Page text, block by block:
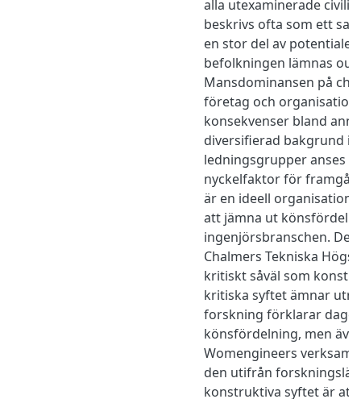
alla utexaminerade
beskrivs ofta som ett
en stor del av
befolkningen lämnas
Mansdominansen på
företag och
konsekvenser bland
diversifierad bakgrund
ledningsgrupper anses
nyckelfaktor för
är en ideell organisation
att jämna ut
ingenjörsbranschen.
Chalmers Tekniska
kritiskt såväl som
kritiska syftet ämnar
forskning förklarar
könsfördelning, men
Womengineers
den utifrån
konstruktiva syftet är att